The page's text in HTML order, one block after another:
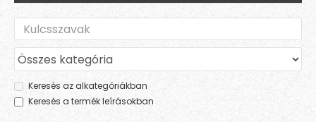
Keresés az alkategóriákban
Keresés a termék leírásokban